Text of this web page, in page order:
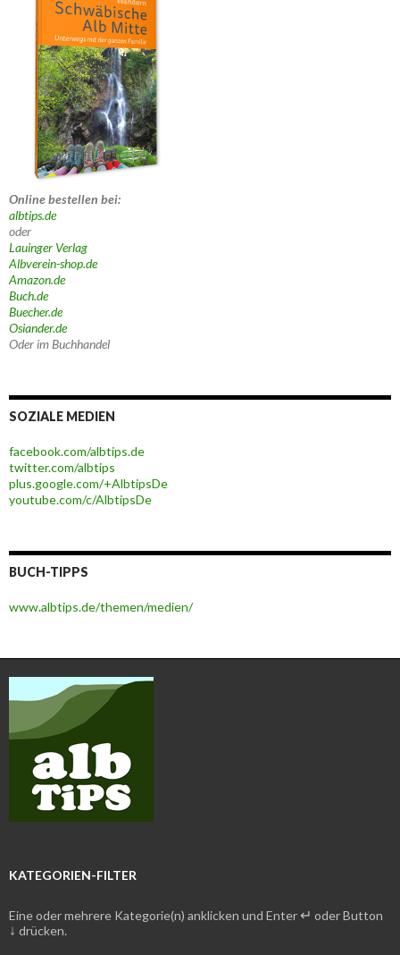
Online bestellen bei:
albtips.de
oder
Lauinger Verlag
Albverein-shop.de
Amazon.de
Buch.de
Buecher.de
Osiander.de
Oder im Buchhandel
SOZIALE MEDIEN
facebook.com/albtips.de
twitter.com/albtips
plus.google.com/+AlbtipsDe
youtube.com/c/AlbtipsDe
BUCH-TIPPS
www.albtips.de/themen/medien/
KATEGORIEN-FILTER
Eine oder mehrere Kategorie(n) anklicken und Enter ↵ oder Button
↓ drücken.